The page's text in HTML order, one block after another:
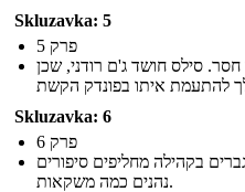
Skluzavka: 5
פרק 5
סילס חושד ג'ם רודני, שכן
Skluzavka: 6
פרק 6
בקהילה מחליפים סיפורים
נהנים כמה משקאות.